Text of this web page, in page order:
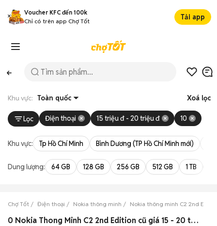
Voucher KFC đến 100k
Chỉ có trên app Chợ Tốt
Tải app
Khu vực: Toàn quốc Xoá lọc
Lọc Điện thoại 15 triệu đ - 20 triệu đ 10
Khu vực: Tp Hồ Chí Minh Bình Dương (TP Hồ Chí Minh mới)
Dung lượng: 64 GB 128 GB 256 GB 512 GB 1 TB
Chợ Tốt Điện thoại Nokia thông minh Nokia thông minh C2 2nd
0 Nokia Thong Minh C2 2nd Edition cũ giá 15 - 20 triệu Toàn quốc đẹp